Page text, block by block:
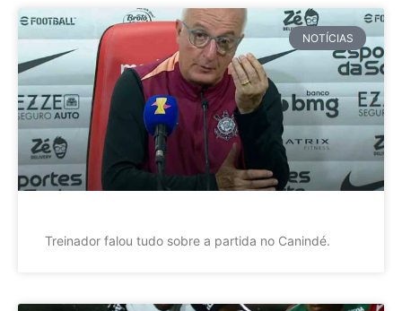
NOTÍCIAS
Treinador falou tudo sobre a partida no Canindé.